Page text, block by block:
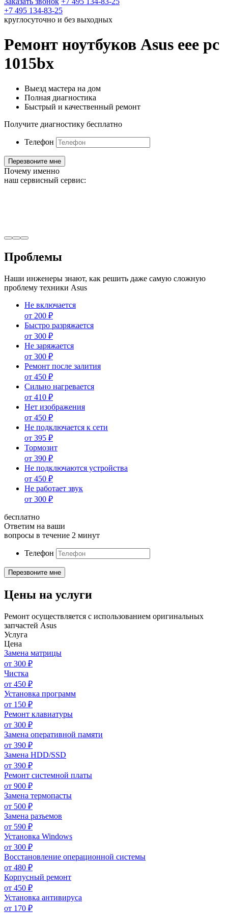
+7 495 134-83-25
круглосуточно и без выходных
Ремонт ноутбуков Asus eee pc
1015bx
Выезд мастера на дом
Полная диагностика
Быстрый и качественный ремонт
Получите диагностику бесплатно
Телефон
Почему именно
наш сервисный сервис:
Проблемы
Наши инженеры знают, как решить даже самую сложную
проблему техники Asus
Не включается
от 200 ₽
Быстро разряжается
от 300 ₽
Не заряжается
от 300 ₽
Ремонт после залития
от 450 ₽
Сильно нагревается
от 410 ₽
Нет изображения
от 450 ₽
Не подключается к сети
от 395 ₽
Тормозит
от 390 ₽
Не подключаются устройства
от 450 ₽
Не работает звук
от 300 ₽
бесплатно
Ответим на ваши
вопросы в течение 2 минут
Телефон
Цены на услуги
Ремонт осуществляется с использованием оригинальных
запчастей Asus
Услуга
Цена
Замена матрицы
от 300 ₽
Чистка
от 450 ₽
Установка программ
от 150 ₽
Ремонт клавиатуры
от 300 ₽
Замена оперативной памяти
от 390 ₽
Замена HDD/SSD
от 390 ₽
Ремонт системной платы
от 900 ₽
Замена термопасты
от 500 ₽
Замена разъемов
от 590 ₽
Установка Windows
от 300 ₽
Восстановление операционной системы
от 480 ₽
Корпусный ремонт
от 450 ₽
Установка антивируса
от 170 ₽